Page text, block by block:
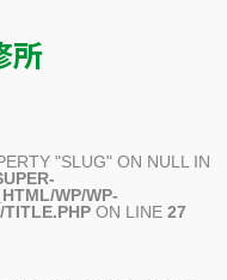
所
"SLUG" ON NULL IN
WP/WP-
ON LINE 27